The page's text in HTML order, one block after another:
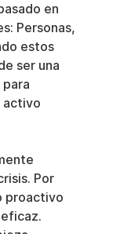
en
Personas,
estos
ser una
activo
Por
proactivo